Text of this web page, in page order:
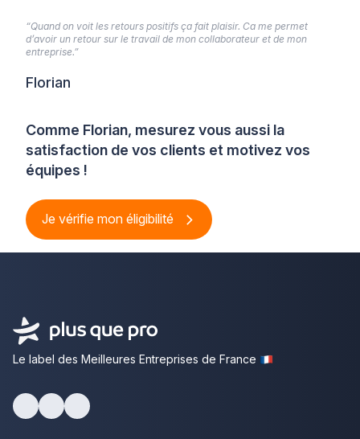
Comme Florian, mesurez vous aussi la
satisfaction de vos clients et motivez vos
équipes !
Je vérifie mon éligibilité
“Quand on voit les retours positifs ça fait plaisir. Ca me permet
d’avoir un retour sur le travail de mon collaborateur et de mon
entreprise.”
Florian
Le label des Meilleures Entreprises de France